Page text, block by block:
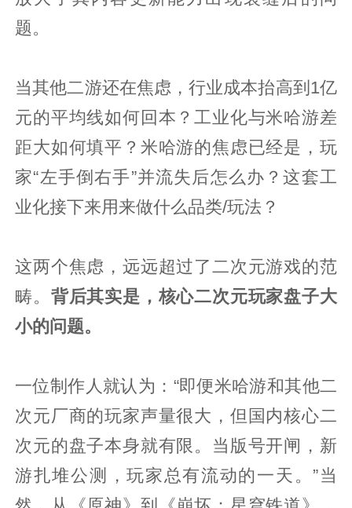
题。
当其他二游还在焦虑，行业成本抬高到1亿
元的平均线如何回本？工业化与米哈游差
距大如何填平？米哈游的焦虑已经是，玩
家“左手倒右手”并流失后怎么办？这套工
业化接下来用来做什么品类/玩法？
这两个焦虑，远远超过了二次元游戏的范
畴。 背后其实是，核心二次元玩家盘子大
小的问题。
一位制作人就认为：“即便米哈游和其他二
次元厂商的玩家声量很大，但国内核心二
次元的盘子本身就有限。当版号开闸，新
游扎堆公测，玩家总有流动的一天。”当